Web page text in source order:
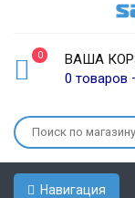
0
ВАША
0 товаров
Навигация